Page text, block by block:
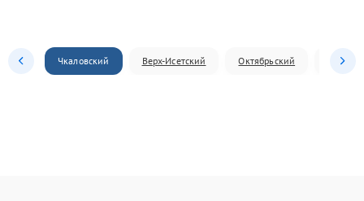
Чкаловский Верх-Исетский Октябрьский